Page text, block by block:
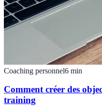
Coaching personnel6 min
Comment créer des
training